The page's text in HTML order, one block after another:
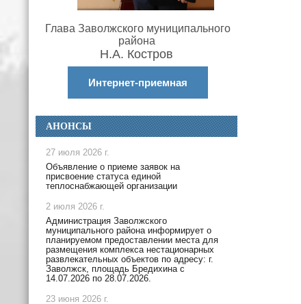
Глава Заволжского муниципального
района
Н.А. Костров
Интернет-приемная
АНОНСЫ
27 июля 2026 г.
Объявление о приеме заявок на
присвоение статуса единой
теплоснабжающей организации
2 июля 2026 г.
Администрация Заволжского
муниципального района информирует о
планируемом предоставлении места для
размещения комплекса нестационарных
развлекательных объектов по адресу: г.
Заволжск, площадь Бредихина с
14.07.2026 по 28.07.2026.
23 июня 2026 г.